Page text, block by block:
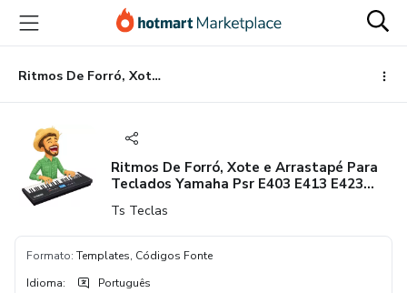
para
conteúdo
principal
para
pagamento
para
rodapé
Ritmos De Forró, Xote e Arrastapé Para Teclados Yamaha Psr E403 E413 E423 E433 E443 E453 E463 E473 E483 E583 EW400 EW410 EW425
Ritmos De Forró, Xote e Arrastapé Para
Teclados Yamaha Psr E403 E413 E423
EW400 EW410 EW425
Ts Teclas
Formato: Templates, Códigos Fonte
Idioma: Português